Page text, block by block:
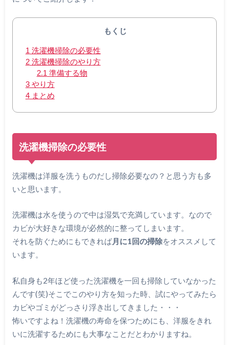
もくじ
1 洗濯機掃除の必要性
2洗濯機掃除のやり方
2.1 準備する物
3やり方
4まとめ
洗濯機掃除の必要性
洗濯機は洋服を洗うものだし掃除必要なの？と思う方も多
いと思います。
洗濯機は水を使うので中は湿気で充満しています。なので
カビが大好きな環境が必然的に整ってしまいます。
それを防ぐためにもできれば月に1回の掃除をオススメして
います。
私自身も2年ほど使った洗濯機を一回も掃除していなかった
んです(笑)そこでこのやり方を知った時、試にやってみたら
カビやゴミがどっさり浮き出してきました・・・
怖いですよね！洗濯機の寿命を保つためにも、洋服をきれ
いに洗濯するためにも大事なことだとわかりますね。